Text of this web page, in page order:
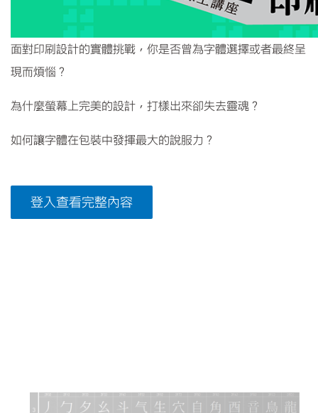
面對印刷設計的實體挑戰，你是否曾為字體選擇或者最終呈
現而煩惱？
為什麼螢幕上完美的設計，打樣出來卻失去靈魂？
如何讓字體在包裝中發揮最大的說服力？